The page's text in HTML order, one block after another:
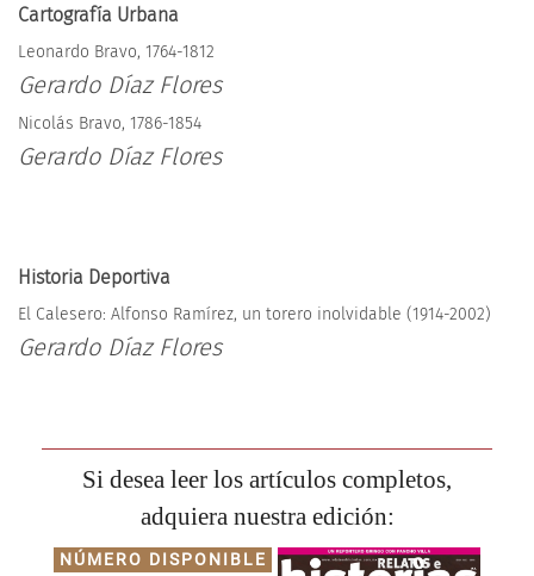
Cartografía Urbana
Leonardo Bravo, 1764-1812
Gerardo Díaz Flores
Nicolás Bravo, 1786-1854
Gerardo Díaz Flores
Historia Deportiva
El Calesero: Alfonso Ramírez, un torero inolvidable (1914-2002)
Gerardo Díaz Flores
Si desea leer los artículos completos,
adquiera nuestra edición:
NÚMERO DISPONIBLE